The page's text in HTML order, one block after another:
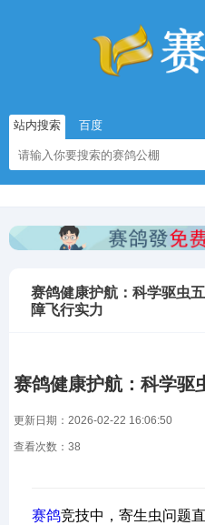
站内搜索 百度
赛鸽健康护航：科学驱虫
障飞行实力
赛鸽健康护航：科学驱
更新日期：2026-02-22 16:06:50
查看次数： 38
赛鸽竞技中，寄生虫问题